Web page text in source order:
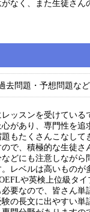
なく、また生徒さん
去問題・予想問題な
ッスンを受けている
があり、専門性を
もたくさんこなし
で、積極的な生徒
どにも注意しながら
レベルは高いもの
や英検上位級タ
要なので、皆さん
の長文に出やすい